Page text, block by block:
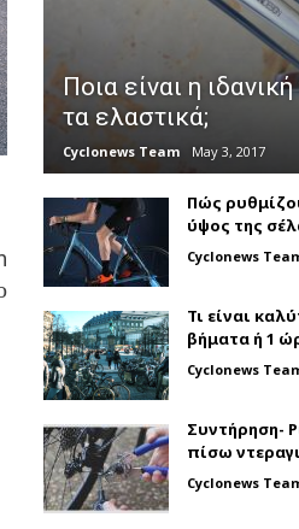
Ποια είναι η
τα ελαστικά;
Cyclonews Team May 3, 2017
Πώς
ύψος της
Cyclonews
Τι είναι
βήματα ή 1
Cyclonews
Συντήρηση-
πίσω
Cyclonews